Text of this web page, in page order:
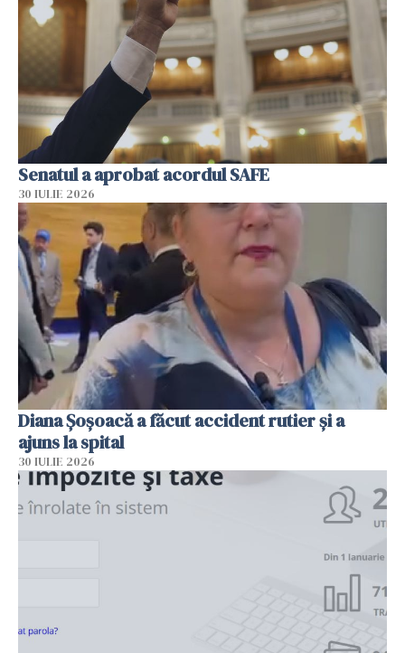
Senatul a aprobat acordul SAFE
30 IULIE 2026
Diana Șoșoacă a făcut accident rutier și a
ajuns la spital
30 IULIE 2026